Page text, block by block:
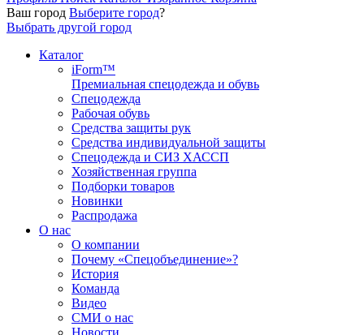
Ваш город Выберите город?
Выбрать другой город
Каталог
iForm™
Премиальная спецодежда и обувь
Спецодежда
Рабочая обувь
Средства защиты рук
Средства индивидуальной защиты
Спецодежда и СИЗ ХАССП
Хозяйственная группа
Подборки товаров
Новинки
Распродажа
О нас
О компании
Почему «Спецобъединение»?
История
Команда
Видео
СМИ о нас
Новости